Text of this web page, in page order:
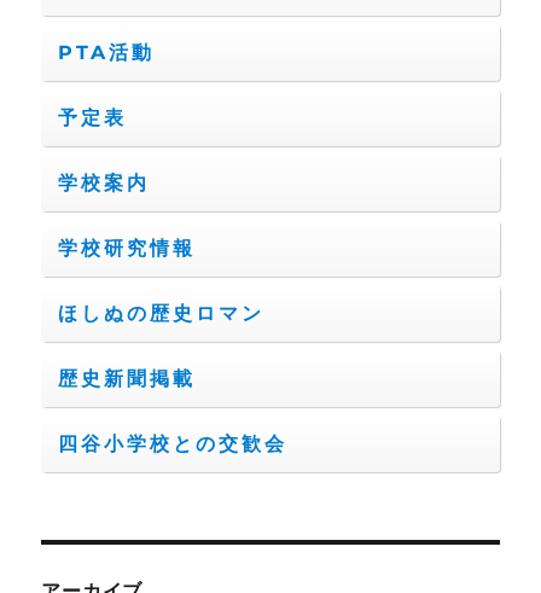
PTA活動
予定表
学校案内
学校研究情報
ほしぬの歴史ロマン
歴史新聞掲載
四谷小学校との交歓会